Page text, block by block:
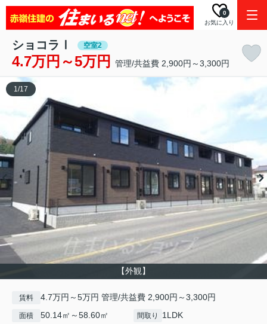
お気に入り
0
ショコラⅠ 空室2
4.7万円～5万円 管理/共益費 2,900円～3,300円
【外観】
1/17
賃料 4.7万円～5万円 管理/共益費 2,900円～3,300円
面積 50.14㎡～58.60㎡ 間取り 1LDK